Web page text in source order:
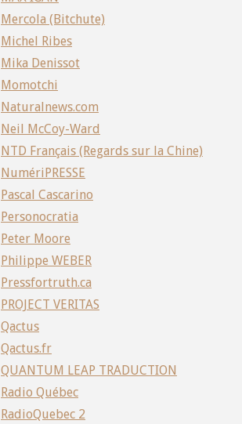
Mercola (Bitchute)
Michel Ribes
Mika Denissot
Momotchi
Naturalnews.com
Neil McCoy-Ward
NTD Français (Regards sur la Chine)
NumériPRESSE
Pascal Cascarino
Personocratia
Peter Moore
Philippe WEBER
Pressfortruth.ca
PROJECT VERITAS
Qactus
Qactus.fr
QUANTUM LEAP TRADUCTION
Radio Québec
RadioQuebec 2